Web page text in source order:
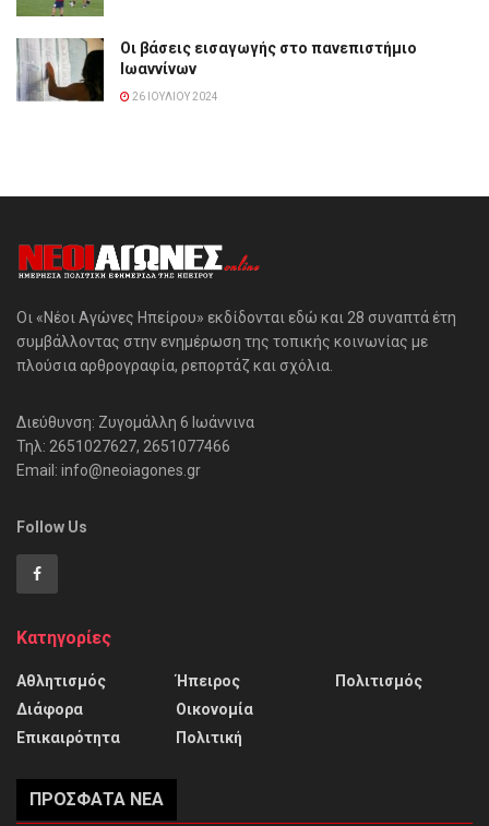
Οι βάσεις εισαγωγής στο πανεπιστήμιο
Ιωαννίνων
26 ΙΟΥΛΊΟΥ 2024
Οι «Νέοι Αγώνες Ηπείρου» εκδίδονται εδώ και 28 συναπτά έτη
συμβάλλοντας στην ενημέρωση της τοπικής κοινωνίας με
πλούσια αρθρογραφία, ρεπορτάζ και σχόλια.
Διεύθυνση: Ζυγομάλλη 6 Ιωάννινα
Τηλ: 2651027627, 2651077466
Email: info@neoiagones.gr
Follow Us
Κατηγορίες
Αθλητισμός
Διάφορα
Επικαιρότητα
Ήπειρος
Οικονομία
Πολιτική
Πολιτισμός
ΠΡΌΣΦΑΤΑ ΝΈΑ